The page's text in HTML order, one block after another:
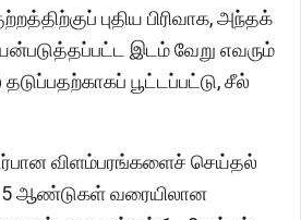
புதிய பிரிவாக, அந்தக்
இடம் வேறு எவரும்
பூட்டப்பட்டு, சீல்
விளம்பரங்களைச் செய்தல்
5 ஆண்டுகள் வரையிலான